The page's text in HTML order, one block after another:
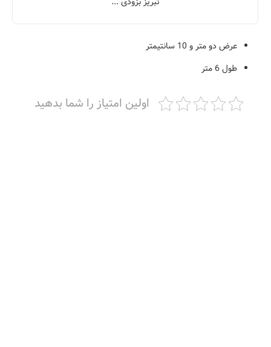
عرض دو متر و 10 سانتیمتر
طول 6 متر
اولین امتیاز را شما بدهید